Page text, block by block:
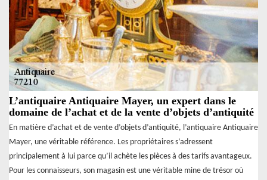
L’antiquaire Antiquaire Mayer, un expert dans le
domaine de l’achat et de la vente d’objets d’antiquité
En matière d’achat et de vente d’objets d’antiquité, l’antiquaire Antiquaire
Mayer, une véritable référence. Les propriétaires s’adressent
principalement à lui parce qu’il achète les pièces à des tarifs avantageux.
Pour les connaisseurs, son magasin est une véritable mine de trésor où